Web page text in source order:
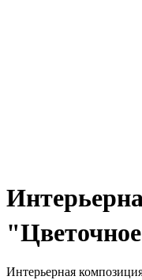
Интерьерная